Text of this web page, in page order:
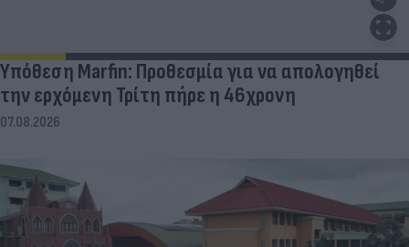
Υπόθεση Marfin: Προθεσμία για να απολογηθεί
την ερχόμενη Τρίτη πήρε η 46χρονη
07.08.2026